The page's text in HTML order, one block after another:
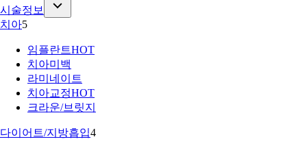
시술정보
치아5
임플란트HOT
치아미백
라미네이트
치아교정HOT
크라운/브릿지
다이어트/지방흡입4